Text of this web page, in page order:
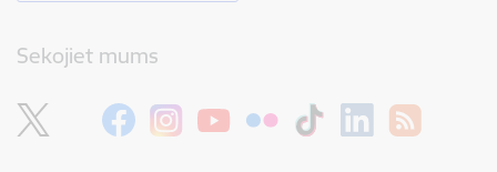
Sekojiet mums